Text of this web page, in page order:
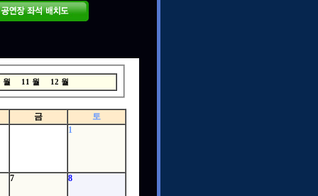
월 11 월 12 월
금
토
1
7 8